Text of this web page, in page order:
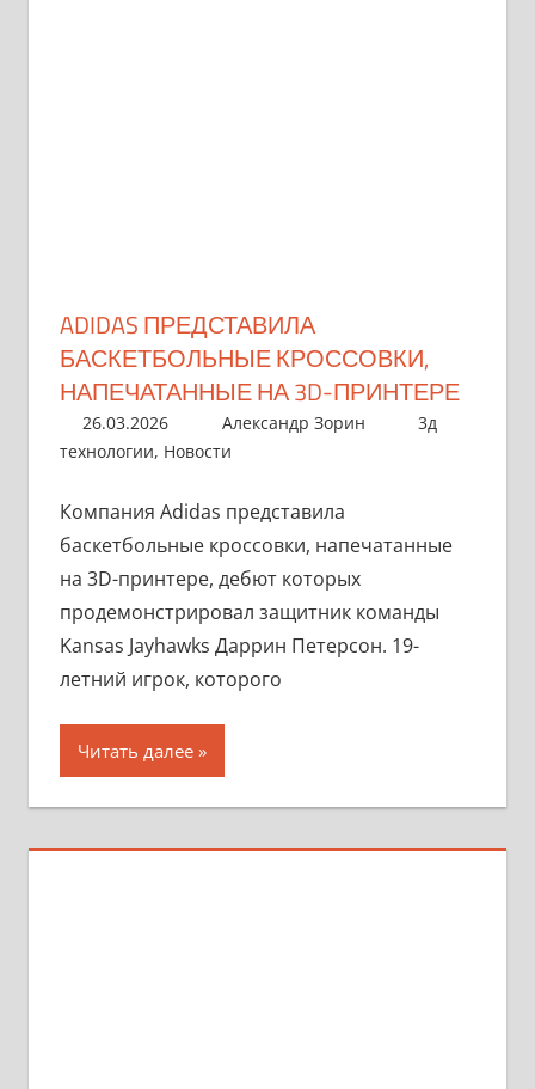
ADIDAS ПРЕДСТАВИЛА
БАСКЕТБОЛЬНЫЕ КРОССОВКИ,
НАПЕЧАТАННЫЕ НА 3D-ПРИНТЕРЕ
26.03.2026 Александр Зорин
3д
технологии, Новости
Компания Adidas представила
баскетбольные кроссовки, напечатанные
на 3D-принтере, дебют которых
продемонстрировал защитник команды
Kansas Jayhawks Даррин Петерсон. 19-
летний игрок, которого
Читать далее